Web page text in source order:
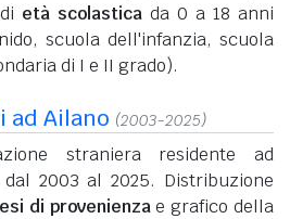
età scolastica da 0 a 18 anni
scuola dell'infanzia, scuola
di I e II grado).
ad Ailano (2003-2025)
straniera residente ad
dal 2003 al 2025. Distribuzione
di provenienzae grafico della